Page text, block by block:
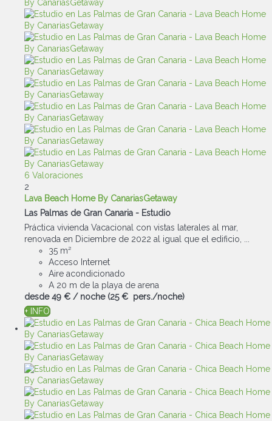
6 Valoraciones
2
Lava Beach Home By CanariasGetaway
Las Palmas de Gran Canaria - Estudio
Práctica vivienda Vacacional con vistas laterales al mar,
renovada en Diciembre de 2022 al igual que el edificio, ...
35 m²
Acceso Internet
Aire acondicionado
A 20 m de la playa de arena
desde 49 € / noche (25 € pers./noche)
+ INFO